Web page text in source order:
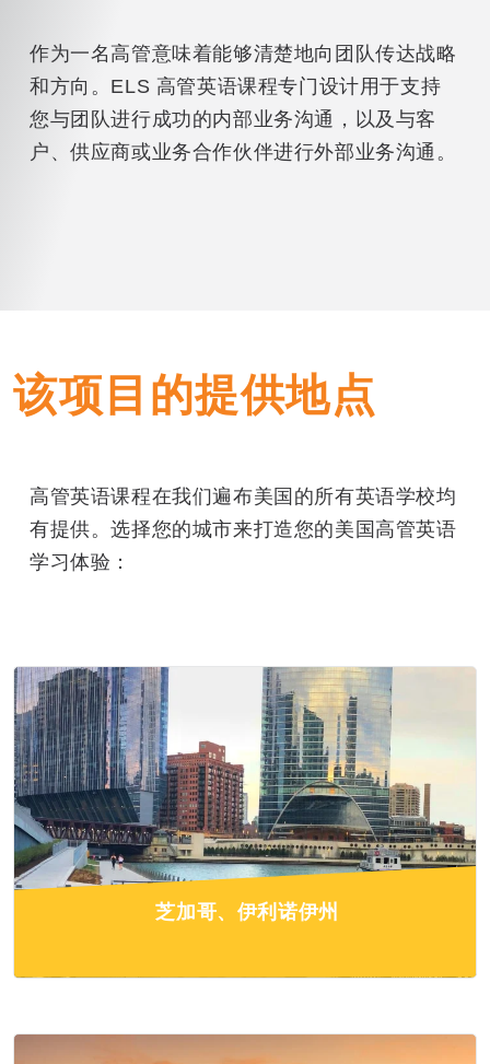
作为一名高管意味着能够清楚地向团队传达战略
和方向。ELS 高管英语课程专门设计用于支持
您与团队进行成功的内部业务沟通，以及与客
户、供应商或业务合作伙伴进行外部业务沟通。
该项目的提供地点
高管英语课程在我们遍布美国的所有英语学校均
有提供。选择您的城市来打造您的美国高管英语
学习体验：
芝加哥、伊利诺伊州